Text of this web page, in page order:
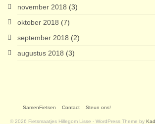
november 2018 (3)
oktober 2018 (7)
september 2018 (2)
augustus 2018 (3)
SamenFietsen Contact Steun ons!
© 2026 Fietsmaatjes Hillegom Lisse - WordPress Theme by